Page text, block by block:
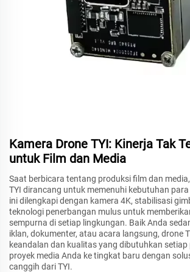
Kamera Drone TYI: Kinerja Tak
untuk Film dan Media
Saat berbicara tentang produksi film dan
TYI dirancang untuk memenuhi kebutuhan
ini dilengkapi dengan kamera 4K, stabilisasi
teknologi penerbangan mulus untuk
sempurna di setiap lingkungan. Baik Anda
iklan, dokumenter, atau acara langsung, drone
keandalan dan kualitas yang dibutuhkan
proyek media Anda ke tingkat baru dengan
canggih dari TYI.